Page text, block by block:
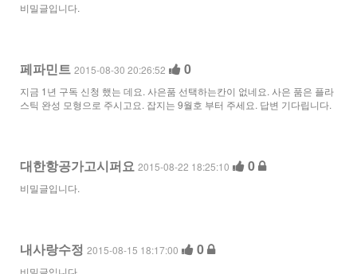
비밀글입니다.
페파민트 2015-08-30 20:26:52 0
지금 1년 구독 신청 했는 데요. 사은품 선택하는칸이 없네요. 사은 품은 플라
스틱 완성 모형으로 주시고요. 잡지는 9월호 부터 주세요. 답변 기다립니다.
대한항공가고시퍼요 2015-08-22 18:25:10 0
비밀글입니다.
내사랑수정 2015-08-15 18:17:00 0
비밀글입니다.